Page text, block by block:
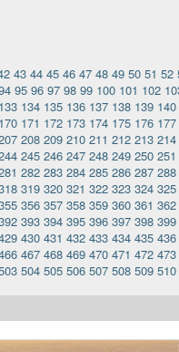
43 44 45 46 47 48 49 50 51 52
95 96 97 98 99 100 101 102
133 134 135 136 137 138 139 140
170 171 172 173 174 175 176 177
208 209 210 211 212 213 214
245 246 247 248 249 250 251
282 283 284 285 286 287 288
319 320 321 322 323 324 325
356 357 358 359 360 361 362
393 394 395 396 397 398 399
430 431 432 433 434 435 436
467 468 469 470 471 472 473
504 505 506 507 508 509 510